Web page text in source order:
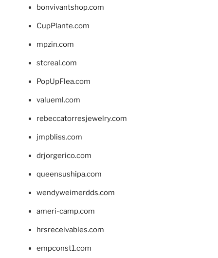
bonvivantshop.com
CupPlante.com
mpzin.com
stcreal.com
PopUpFlea.com
valueml.com
rebeccatorresjewelry.com
jmpbliss.com
drjorgerico.com
queensushipa.com
wendyweimerdds.com
ameri-camp.com
hrsreceivables.com
empconst1.com